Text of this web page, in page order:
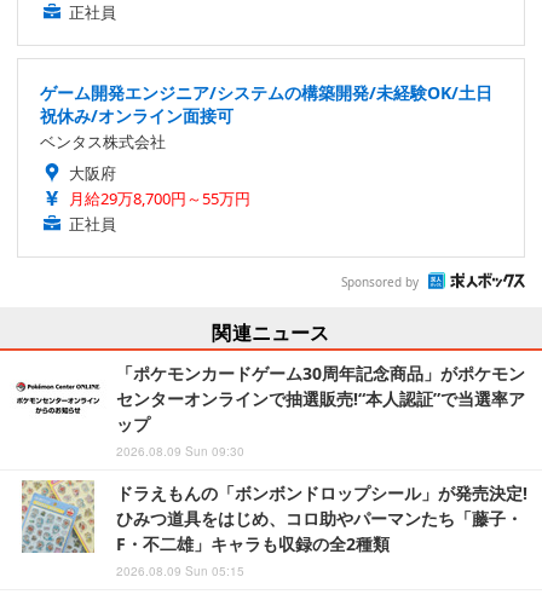
正社員
ゲーム開発エンジニア/システムの構築開発/未経験OK/土日
祝休み/オンライン面接可
ベンタス株式会社
大阪府
月給29万8,700円～55万円
正社員
Sponsored by
関連ニュース
「ポケモンカードゲーム30周年記念商品」がポケモン
センターオンラインで抽選販売!“本人認証”で当選率ア
ップ
2026.08.09 Sun 09:30
ドラえもんの「ボンボンドロップシール」が発売決定!
ひみつ道具をはじめ、コロ助やパーマンたち「藤子・
F・不二雄」キャラも収録の全2種類
2026.08.09 Sun 05:15